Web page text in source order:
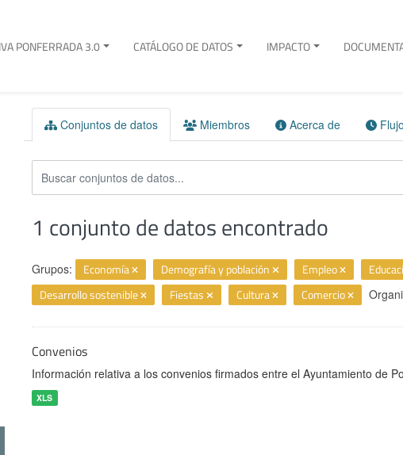
PONFERRADA 3.0 CATÁLOGO DE DATOS IMPACTO
Conjuntos de datos Miembros Acerca de
1 conjunto de datos encontrado
Grupos: Economía Demografía y población Empleo
Desarrollo sostenible
Fiestas Cultura Comercio
Convenios
Información relativa a los convenios firmados entre el Ayuntamiento de
XLS